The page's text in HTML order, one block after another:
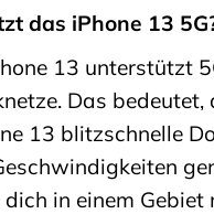
das iPhone 13
13 unterstützt
Das
13 blitzschnelle
dich in einem Gebiet